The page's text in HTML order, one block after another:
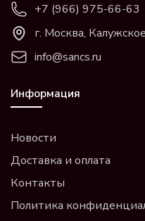
+7 (966) 975-66-63
г. Москва,
info@sancs.ru
Информация
Новости
Доставка и оплата
Контакты
Политика